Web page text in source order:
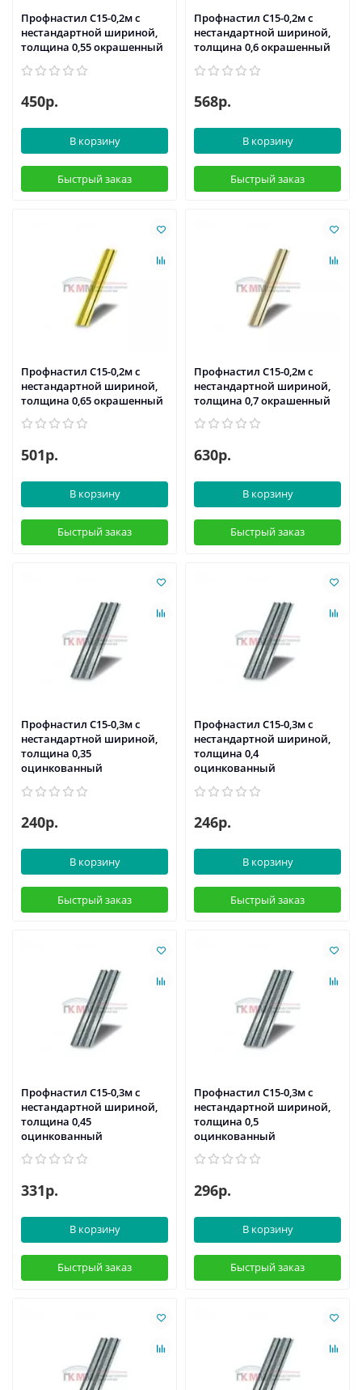
Профнастил С15-0,2м с
нестандартной шириной,
толщина 0,55 окрашенный
450р.
В корзину
Быстрый заказ
Профнастил С15-0,2м с
нестандартной шириной,
толщина 0,6 окрашенный
568р.
В корзину
Быстрый заказ
Профнастил С15-0,2м с
нестандартной шириной,
толщина 0,65 окрашенный
501р.
В корзину
Быстрый заказ
Профнастил С15-0,2м с
нестандартной шириной,
толщина 0,7 окрашенный
630р.
В корзину
Быстрый заказ
Профнастил С15-0,3м с
нестандартной шириной,
толщина 0,35
оцинкованный
240р.
В корзину
Быстрый заказ
Профнастил С15-0,3м с
нестандартной шириной,
толщина 0,4
оцинкованный
246р.
В корзину
Быстрый заказ
Профнастил С15-0,3м с
нестандартной шириной,
толщина 0,45
оцинкованный
331р.
В корзину
Быстрый заказ
Профнастил С15-0,3м с
нестандартной шириной,
толщина 0,5
оцинкованный
296р.
В корзину
Быстрый заказ